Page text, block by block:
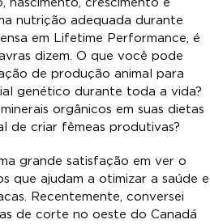
nutrição adequada durante
em Lifetime Performance, é
dizem. O que você pode
de produção animal para
genético durante toda a vida?
orgânicos em suas dietas
de criar fêmeas produtivas?
grande satisfação em ver o
que ajudam a otimizar a saúde e
Recentemente, conversei
de corte no oeste do Canadá